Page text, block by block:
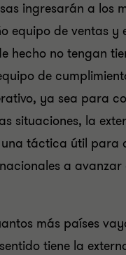
ingresarán a los
equipo de ventas y
hecho no tengan
de
ya sea para
situaciones, la
una táctica útil para
a
más países
tiene la